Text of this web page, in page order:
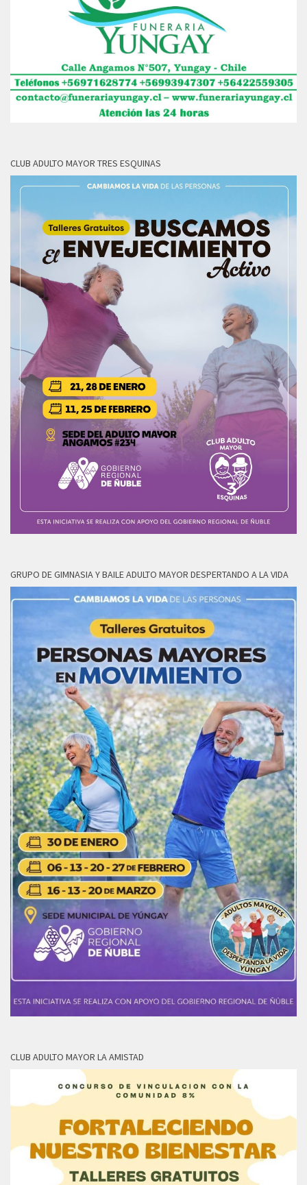
CLUB ADULTO MAYOR TRES ESQUINAS
GRUPO DE GIMNASIA Y BAILE ADULTO MAYOR DESPERTANDO A LA VIDA
CLUB ADULTO MAYOR LA AMISTAD